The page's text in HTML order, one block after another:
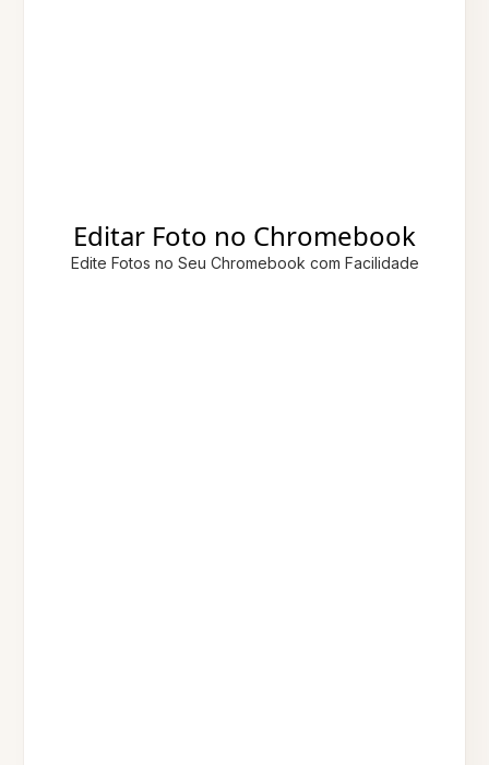
Editar Foto no Chromebook
Edite Fotos no Seu Chromebook com Facilidade